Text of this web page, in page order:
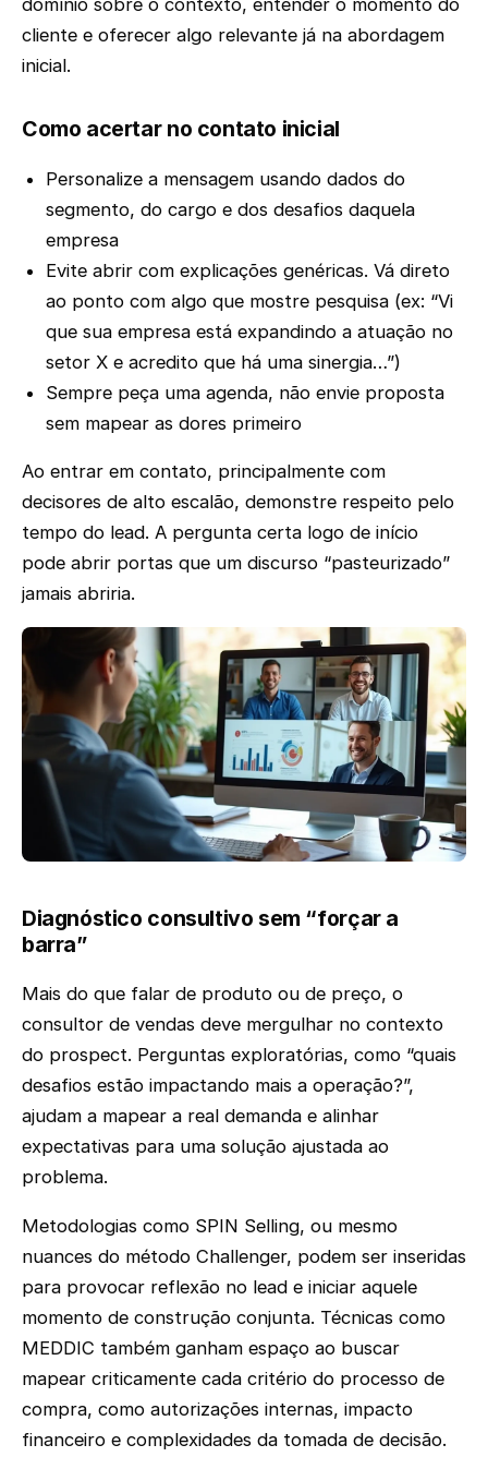
domínio sobre o contexto, entender o momento do
cliente e oferecer algo relevante já na abordagem
inicial.
Como acertar no contato inicial
Personalize a mensagem usando dados do
segmento, do cargo e dos desafios daquela
empresa
Evite abrir com explicações genéricas. Vá direto
ao ponto com algo que mostre pesquisa (ex: “Vi
que sua empresa está expandindo a atuação no
setor X e acredito que há uma sinergia…”)
Sempre peça uma agenda, não envie proposta
sem mapear as dores primeiro
Ao entrar em contato, principalmente com
decisores de alto escalão, demonstre respeito pelo
tempo do lead. A pergunta certa logo de início
pode abrir portas que um discurso “pasteurizado”
jamais abriria.
Diagnóstico consultivo sem “forçar a
barra”
Mais do que falar de produto ou de preço, o
consultor de vendas deve mergulhar no contexto
do prospect. Perguntas exploratórias, como “quais
desafios estão impactando mais a operação?”,
ajudam a mapear a real demanda e alinhar
expectativas para uma solução ajustada ao
problema.
Metodologias como SPIN Selling, ou mesmo
nuances do método Challenger, podem ser inseridas
para provocar reflexão no lead e iniciar aquele
momento de construção conjunta. Técnicas como
MEDDIC também ganham espaço ao buscar
mapear criticamente cada critério do processo de
compra, como autorizações internas, impacto
financeiro e complexidades da tomada de decisão.